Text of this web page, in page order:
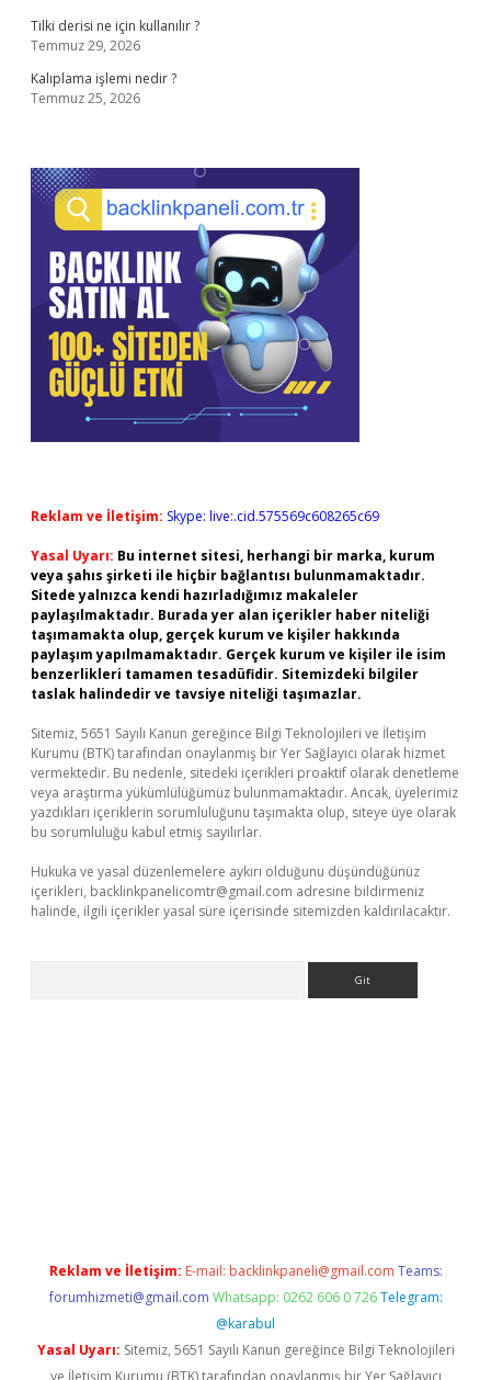
Tilki derisi ne için kullanılır ?
Temmuz 29, 2026
Kalıplama işlemi nedir ?
Temmuz 25, 2026
Reklam ve İletişim: Skype: live:.cid.575569c608265c69
Yasal Uyarı: Bu internet sitesi, herhangi bir marka, kurum
veya şahıs şirketi ile hiçbir bağlantısı bulunmamaktadır.
Sitede yalnızca kendi hazırladığımız makaleler
paylaşılmaktadır. Burada yer alan içerikler haber niteliği
taşımamakta olup, gerçek kurum ve kişiler hakkında
paylaşım yapılmamaktadır. Gerçek kurum ve kişiler ile isim
benzerlikleri tamamen tesadüfidir. Sitemizdeki bilgiler
taslak halindedir ve tavsiye niteliği taşımazlar.
Sitemiz, 5651 Sayılı Kanun gereğince Bilgi Teknolojileri ve İletişim
Kurumu (BTK) tarafından onaylanmış bir Yer Sağlayıcı olarak hizmet
vermektedir. Bu nedenle, sitedeki içerikleri proaktif olarak denetleme
veya araştırma yükümlülüğümüz bulunmamaktadır. Ancak, üyelerimiz
yazdıkları içeriklerin sorumluluğunu taşımakta olup, siteye üye olarak
bu sorumluluğu kabul etmiş sayılırlar.
Hukuka ve yasal düzenlemelere aykırı olduğunu düşündüğünüz
içerikleri, backlinkpanelicomtr@gmail.com adresine bildirmeniz
halinde, ilgili içerikler yasal süre içerisinde sitemizden kaldırılacaktır.
Reklam ve İletişim: E-mail: backlinkpaneli@gmail.com Teams:
forumhizmeti@gmail.com Whatsapp: 0262 606 0 726 Telegram:
@karabul
Yasal Uyarı: Sitemiz, 5651 Sayılı Kanun gereğince Bilgi Teknolojileri
ve İletişim Kurumu (BTK) tarafından onaylanmış bir Yer Sağlayıcı